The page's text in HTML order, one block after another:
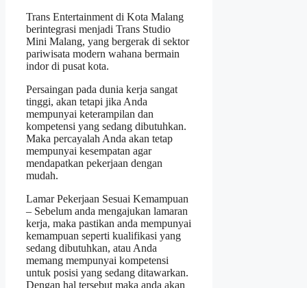
Trans Entertainment di Kota Malang
berintegrasi menjadi Trans Studio
Mini Malang, yang bergerak di sektor
pariwisata modern wahana bermain
indor di pusat kota.
Persaingan pada dunia kerja sangat
tinggi, akan tetapi jika Anda
mempunyai keterampilan dan
kompetensi yang sedang dibutuhkan.
Maka percayalah Anda akan tetap
mempunyai kesempatan agar
mendapatkan pekerjaan dengan
mudah.
Lamar Pekerjaan Sesuai Kemampuan
– Sebelum anda mengajukan lamaran
kerja, maka pastikan anda mempunyai
kemampuan seperti kualifikasi yang
sedang dibutuhkan, atau Anda
memang mempunyai kompetensi
untuk posisi yang sedang ditawarkan.
Dengan hal tersebut maka anda akan